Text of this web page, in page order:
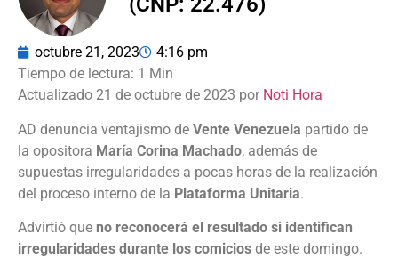
octubre 21, 2023 4:16 pm
Actualizado 21 de octubre de 2023 por Noti Hora
AD denuncia ventajismo de Vente Venezuela partido de
la opositora María Corina Machado, además de
supuestas irregularidades a pocas horas de la realización
del proceso interno de la Plataforma Unitaria.
Advirtió que no reconocerá el resultado si identifican
irregularidades durante los comicios de este domingo.